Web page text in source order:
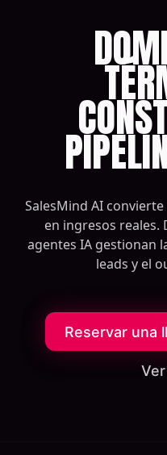
SalesMind AI
en ingresos reales.
agentes IA gestionan
leads y el
Reservar una